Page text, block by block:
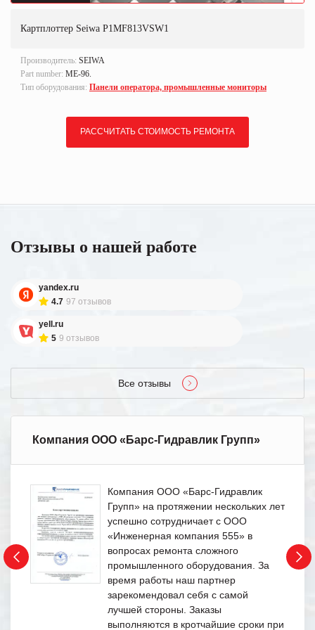
Картплоттер Seiwa P1MF813VSW1
Производитель: SEIWA
Part number: ME-96.
Тип оборудования: Панели оператора, промышленные мониторы
РАССЧИТАТЬ СТОИМОСТЬ РЕМОНТА
Отзывы о нашей работе
yandex.ru
4.7 97 отзывов
yell.ru
5 9 отзывов
Все отзывы
Компания ООО «Барс-Гидравлик Групп»
Компания ООО «Барс-Гидравлик
Групп» на протяжении нескольких лет
успешно сотрудничает с ООО
«Инженерная компания 555» в
вопросах ремонта сложного
промышленного оборудования. За
время работы наш партнер
зарекомендовал себя с самой
лучшей стороны. Заказы
выполняются в кротчайшие сроки при